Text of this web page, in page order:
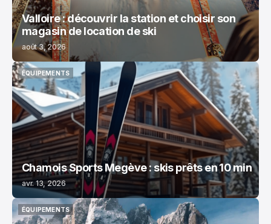
Valloire : découvrir la station et choisir son
magasin de location de ski
août 3, 2026
ÉQUIPEMENTS
ÉQUIPEMENTS
Chamois Sports Megève : skis prêts en 10 min
avr. 13, 2026
ÉQUIPEMENTS
ÉQUIPEMENTS